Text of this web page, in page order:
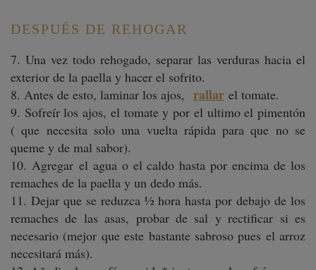
DESPUÉS DE REHOGAR
7. Una vez todo rehogado, separar las verduras hacia el
exterior de la paella y hacer el sofrito.
8. Antes de esto, laminar los ajos,
rallar el tomate.
9. Sofreír los ajos, el tomate y por el ultimo el pimentón
( que necesita solo una vuelta rápida para que no se
queme y de mal sabor).
10. Agregar el agua o el caldo hasta por encima de los
remaches de la paella y un dedo más.
11. Dejar que se reduzca ½ hora hasta por debajo de los
remaches de las asas, probar de sal y rectificar si es
necesario (mejor que este bastante sabroso pues el arroz
necesitará más).